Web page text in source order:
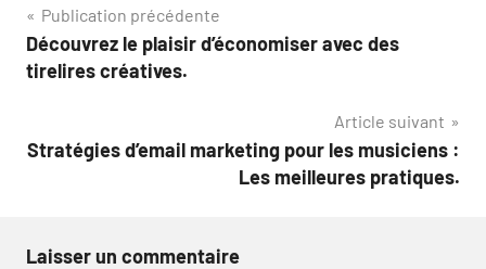
Navigation
de
Publication précédente
Découvrez le plaisir d’économiser avec des
tirelires créatives.
Article suivant
Stratégies d’email marketing pour les musiciens :
Les meilleures pratiques.
Laisser un commentaire